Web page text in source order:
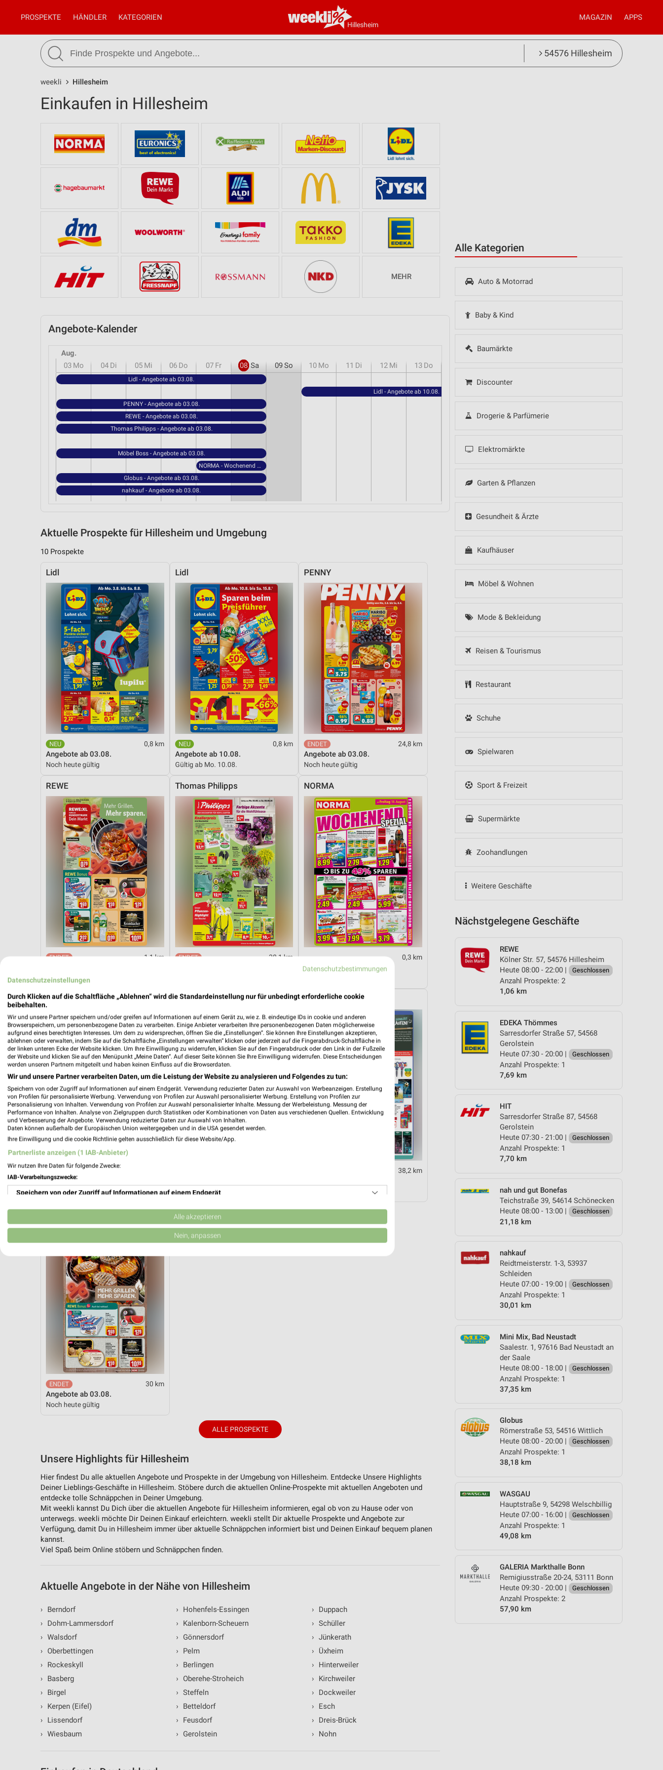
Hillesheim
PROSPEKTE HÄNDLER KATEGORIEN MAGAZIN APPS
54576 Hillesheim
weekli Hillesheim
Alle Kategorien
Auto & Motorrad
Baby & Kind
Baumärkte
Discounter
Drogerie & Parfümerie
Elektromärkte
Garten & Pflanzen
Gesundheit & Ärzte
Kaufhäuser
Möbel & Wohnen
Mode & Bekleidung
Reisen & Tourismus
Restaurant
Schuhe
Spielwaren
Sport & Freizeit
Supermärkte
Zoohandlungen
Weitere Geschäfte
Nächstgelegene Geschäfte
REWE
Kölner Str. 57, 54576 Hillesheim
Heute 08:00 - 22:00 |
Geschlossen
Anzahl Prospekte: 2
1,06 km
EDEKA Thömmes
Sarresdorfer Straße 57, 54568
Gerolstein
Heute 07:30 - 20:00 |
Geschlossen
Anzahl Prospekte: 1
7,69 km
HIT
Sarresdorfer Straße 87, 54568
Gerolstein
Heute 07:30 - 21:00 |
Geschlossen
Anzahl Prospekte: 1
7,70 km
nah und gut Bonefas
Teichstraße 39, 54614 Schönecken
Heute 08:00 - 13:00 |
Geschlossen
21,18 km
nahkauf
Reidtmeisterstr. 1-3, 53937
Schleiden
Heute 07:00 - 19:00 |
Geschlossen
Anzahl Prospekte: 1
30,01 km
Mini Mix, Bad Neustadt
Saalestr. 1, 97616 Bad Neustadt an
der Saale
Heute 08:00 - 18:00 |
Geschlossen
Anzahl Prospekte: 1
37,35 km
Globus
Römerstraße 53, 54516 Wittlich
Heute 08:00 - 20:00 |
Geschlossen
Anzahl Prospekte: 1
38,18 km
WASGAU
Hauptstraße 9, 54298 Welschbillig
Heute 07:00 - 16:00 |
Geschlossen
Anzahl Prospekte: 1
49,08 km
GALERIA Markthalle Bonn
Remigiusstraße 20-24, 53111 Bonn
Heute 09:30 - 20:00 |
Geschlossen
Anzahl Prospekte: 2
57,90 km
Einkaufen in Hillesheim
MEHR
Angebote-Kalender
Aug.
03 Mo 04 Di 05 Mi 06 Do 07 Fr 08 Sa 09So 10 Mo 11 Di 12 Mi 13 Do
Lidl - Angebote ab 03.08.
Lidl - Angebote ab 10.08.
PENNY - Angebote ab 03.08.
REWE - Angebote ab 03.08.
Thomas Philipps - Angebote ab 03.08.
Möbel Boss - Angebote ab 03.08.
NORMA - Wochenend Spezial
Globus - Angebote ab 03.08.
nahkauf - Angebote ab 03.08.
Aktuelle Prospekte für Hillesheim und Umgebung
10 Prospekte
Lidl
0,8 km
Angebote ab 03.08.
Noch heute gültig
Lidl
0,8 km
Angebote ab 10.08.
Gültig ab Mo. 10.08.
PENNY
24,8 km
Angebote ab 03.08.
Noch heute gültig
REWE
1,1 km
Noch heute gültig
Thomas Philipps
38,1 km
NORMA
0,3 km
Wochenend Spezial
Möbel Boss
Angebote ab 03.08.
Noch heute gültig
NORMA
Noch heute gültig
Globus
38,2 km
nahkauf
30 km
Angebote ab 03.08.
Noch heute gültig
ALLE PROSPEKTE
Unsere Highlights für Hillesheim
Hier findest Du alle aktuellen Angebote und Prospekte in der Umgebung von Hillesheim. Entdecke Unsere Highlights
Deiner Lieblings-Geschäfte in Hillesheim. Stöbere durch die aktuellen Online-Prospekte mit aktuellen Angeboten und
entdecke tolle Schnäppchen in Deiner Umgebung.
Mit weekli kannst Du Dich über die aktuellen Angebote für Hillesheim informieren, egal ob von zu Hause oder von
unterwegs. weekli möchte Dir Deinen Einkauf erleichtern. weekli stellt Dir aktuelle Prospekte und Angebote zur
Verfügung, damit Du in Hillesheim immer über aktuelle Schnäppchen informiert bist und Deinen Einkauf bequem planen
kannst.
Viel Spaß beim Online stöbern und Schnäppchen finden.
Aktuelle Angebote in der Nähe von Hillesheim
›
Berndorf
›
Dohm-Lammersdorf
› Walsdorf
›
Oberbettingen
›
Rockeskyll
›
Basberg
›
Birgel
›
Kerpen (Eifel)
›
Lissendorf
› Wiesbaum
›
Hohenfels-Essingen
›
Kalenborn-Scheuern
›
Gönnersdorf
›
Pelm
›
Berlingen
›
Oberehe-Stroheich
› Steffeln
›
Betteldorf
›
Feusdorf
›
Gerolstein
›
Duppach
› Schüller
› Jünkerath
›
Üxheim
›
Hinterweiler
›
Kirchweiler
›
Dockweiler
›
Esch
›
Dreis-Brück
›
Nohn
Datenschutzbestimmungen
Datenschutzeinstellungen
Durch Klicken auf die Schaltfläche „Ablehnen“ wird die Standardeinstellung nur für unbedingt erforderliche cookie
beibehalten.
Wir und unsere Partner speichern und/oder greifen auf Informationen auf einem Gerät zu, wie z. B. eindeutige IDs in cookie und anderen
Browserspeichern, um personenbezogene Daten zu verarbeiten. Einige Anbieter verarbeiten Ihre personenbezogenen Daten möglicherweise
aufgrund eines berechtigten Interesses. Um dem zu widersprechen, öffnen Sie die „Einstellungen“. Sie können Ihre Einstellungen akzeptieren,
ablehnen oder verwalten, indem Sie auf die Schaltfläche „Einstellungen verwalten“ klicken oder jederzeit auf die Fingerabdruck-Schaltfläche in
der linken unteren Ecke der Website klicken. Um Ihre Einwilligung zu widerrufen, klicken Sie auf den Fingerabdruck oder den Link in der Fußzeile
der Website und klicken Sie auf den Menüpunkt „Meine Daten“. Auf dieser Seite können Sie Ihre Einwilligung widerrufen. Diese Entscheidungen
werden unseren Partnern mitgeteilt und haben keinen Einfluss auf die Browserdaten.
Wir und unsere Partner verarbeiten Daten, um die Leistung der Website zu analysieren und Folgendes zu tun:
Speichern von oder Zugriff auf Informationen auf einem Endgerät. Verwendung reduzierter Daten zur Auswahl von Werbeanzeigen. Erstellung
von Profilen für personalisierte Werbung. Verwendung von Profilen zur Auswahl personalisierter Werbung. Erstellung von Profilen zur
Personalisierung von Inhalten. Verwendung von Profilen zur Auswahl personalisierter Inhalte. Messung der Werbeleistung. Messung der
Performance von Inhalten. Analyse von Zielgruppen durch Statistiken oder Kombinationen von Daten aus verschiedenen Quellen. Entwicklung
und Verbesserung der Angebote. Verwendung reduzierter Daten zur Auswahl von Inhalten.
Daten können außerhalb der Europäischen Union weitergegeben und in die USA gesendet werden.
Ihre Einwilligung und die cookie Richtlinie gelten ausschließlich für diese Website/App.
Partnerliste anzeigen (1 IAB-Anbieter)
Wir nutzen Ihre Daten für folgende Zwecke:
IAB-Verarbeitungszwecke:
Speichern von oder Zugriff auf Informationen auf einem Endgerät
Verwendung reduzierter Daten zur Auswahl von Werbeanzeigen
Erstellung von Profilen für personalisierte Werbung
Erstellung von Profilen zur Personalisierung von Inhalten
Verwendung von Profilen zur Auswahl personalisierter Inhalte
Messung der Werbeleistung
Messung der Performance von Inhalten
Analyse von Zielgruppen durch Statistiken oder Kombinationen von Daten aus verschiedenen
Entwicklung und Verbesserung der Angebote
Verwendung reduzierter Daten zur Auswahl von Inhalten
Geräte anhand von aktiv angeforderten Informationen identifizieren
Notwendig
Performance
Funktional
Werbung
Alle akzeptieren
Nein, anpassen